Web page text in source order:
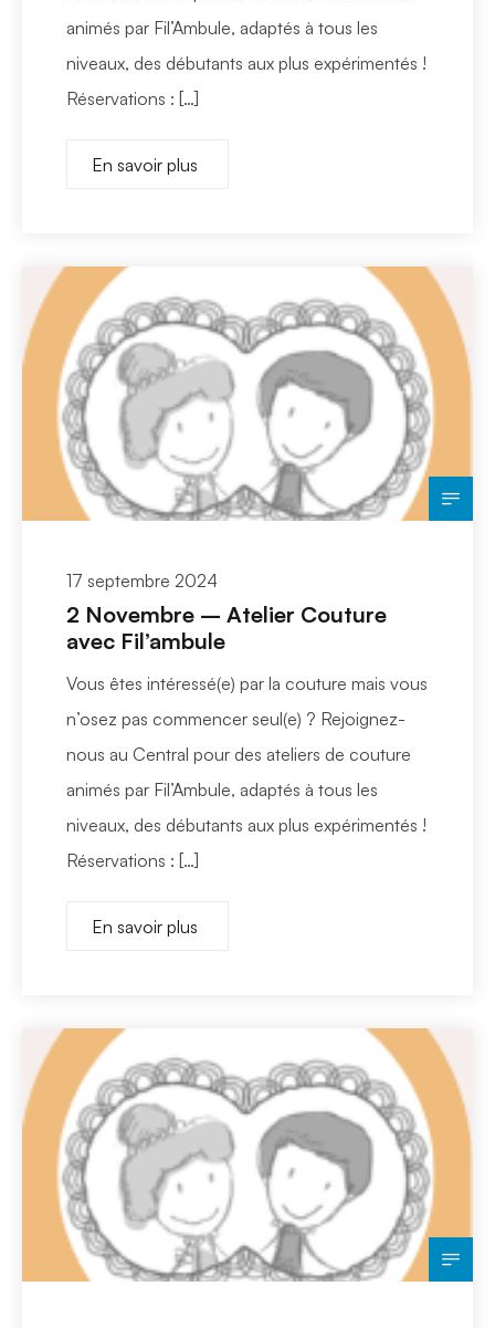
animés par Fil’Ambule, adaptés à tous les
niveaux, des débutants aux plus expérimentés !
Réservations : […]
En savoir plus
17 septembre 2024
2 Novembre – Atelier Couture
avec Fil’ambule
Vous êtes intéressé(e) par la couture mais vous
n’osez pas commencer seul(e) ? Rejoignez-
nous au Central pour des ateliers de couture
animés par Fil’Ambule, adaptés à tous les
niveaux, des débutants aux plus expérimentés !
Réservations : […]
En savoir plus